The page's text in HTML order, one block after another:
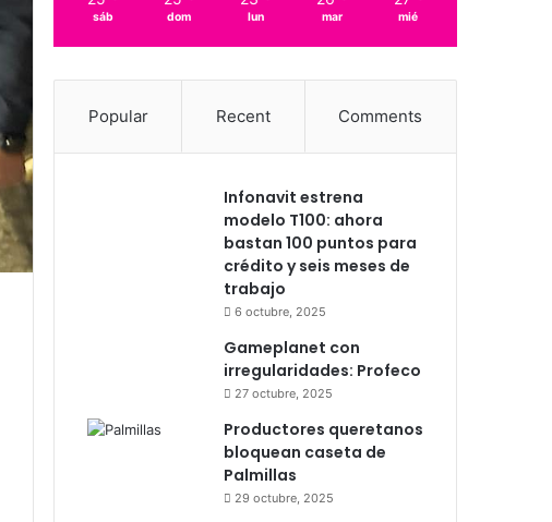
sáb dom lun mar mié
Popular Recent Comments
Infonavit estrena
modelo T100: ahora
bastan 100 puntos para
crédito y seis meses de
trabajo
6 octubre, 2025
Gameplanet con
irregularidades: Profeco
27 octubre, 2025
Productores queretanos
bloquean caseta de
Palmillas
29 octubre, 2025